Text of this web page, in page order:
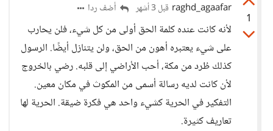
1
raghd_agaafar قبل 3 أشهر أضف ردا
لأنه كانت عنده كلمة الحق أولى من كل شيء، فلن يحارب
على شيء يعتبره أهون من الحق، ولن يتنازل أيضًا. الرسول
كذلك طُرد من مكة، أحب الأراضي إلى قلبه. رضي بالخروج
لأن كانت لديه رسالة أسمى من المكوث في مكان معين.
التفكير في الحرية كشيء واحد هي فكرة ضيقة. الحرية لها
تعاريف كثيرة.